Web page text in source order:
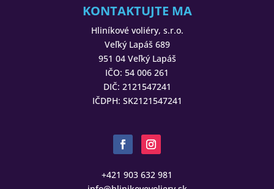
KONTAKTUJTE MA
Hliníkové voliéry, s.r.o.
Veľký Lapáš 689
951 04 Veľký Lapáš
IČO: 54 006 261
DIČ: 2121547241
IČDPH: SK2121547241
+421 903 632 981